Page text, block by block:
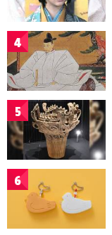
4
5
6